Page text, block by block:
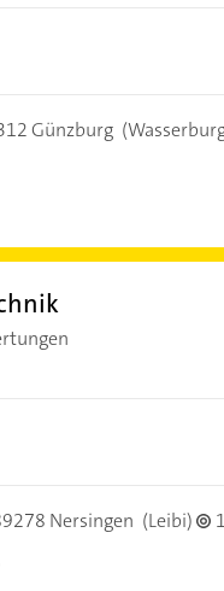
Günzburg
Nersingen (Leibi)